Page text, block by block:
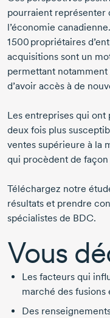
pourraient représenter
l’économie
1 500 propriétaires
acquisitions sont un
permettant notamment
d’avoir accès à de
Les entreprises qui ont
deux fois plus
ventes supérieure à la
qui procèdent de
Téléchargez notre
résultats et prendre
spécialistes de BDC.
Vous
Les facteurs qui
marché des fusions
Des